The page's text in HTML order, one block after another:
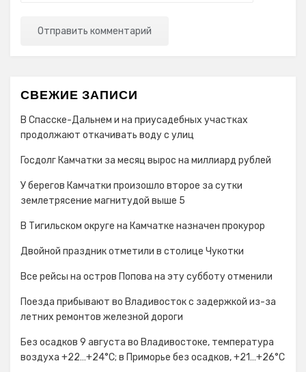
СВЕЖИЕ ЗАПИСИ
В Спасске-Дальнем и на приусадебных участках
продолжают откачивать воду с улиц
Госдолг Камчатки за месяц вырос на миллиард рублей
У берегов Камчатки произошло второе за сутки
землетрясение магнитудой выше 5
В Тигильском округе на Камчатке назначен прокурор
Двойной праздник отметили в столице Чукотки
Все рейсы на остров Попова на эту субботу отменили
Поезда прибывают во Владивосток с задержкой из-за
летних ремонтов железной дороги
Без осадков 9 августа во Владивостоке, температура
воздуха +22…+24°C; в Приморье без осадков, +21…+26°C